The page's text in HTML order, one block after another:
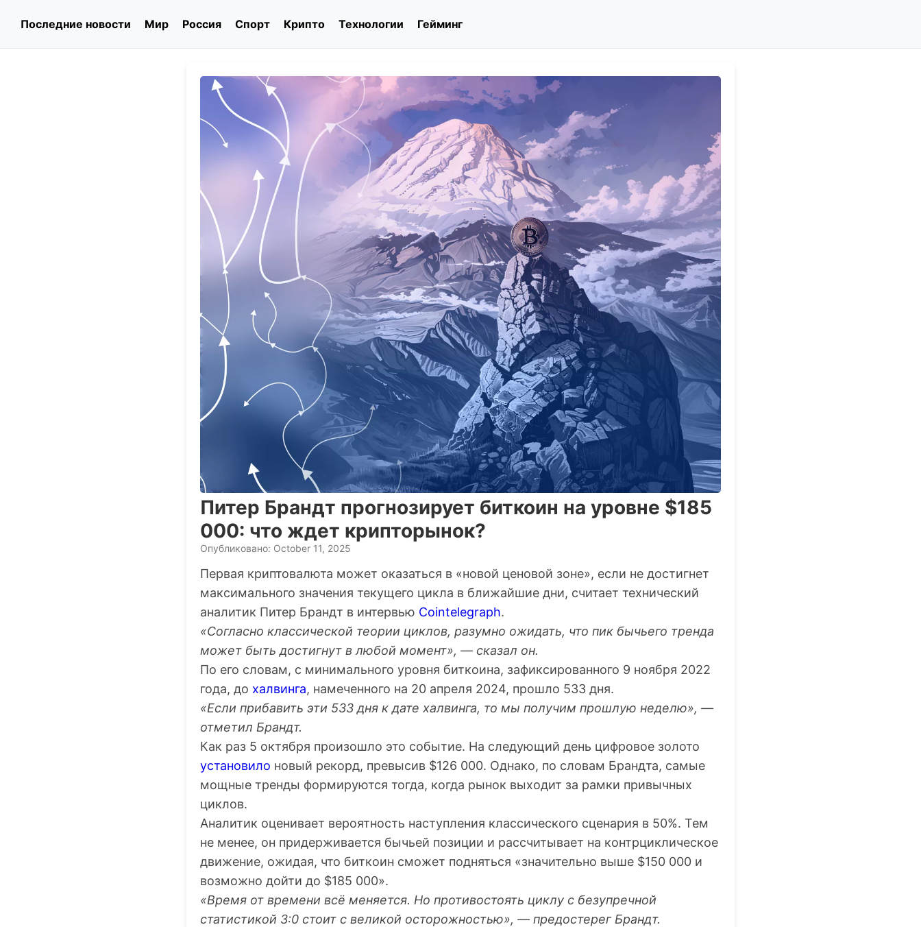
Последние новости Мир Россия Спорт Крипто Технологии Гейминг
Питер Брандт прогнозирует биткоин на уровне $185
000: что ждет крипторынок?
Опубликовано: October 11, 2025
Первая криптовалюта может оказаться в «новой ценовой зоне», если не достигнет
максимального значения текущего цикла в ближайшие дни, считает технический
аналитик Питер Брандт в интервью Cointelegraph.
«Согласно классической теории циклов, разумно ожидать, что пик бычьего тренда
может быть достигнут в любой момент», — сказал он.
По его словам, с минимального уровня биткоина, зафиксированного 9 ноября 2022
года, до халвинга, намеченного на 20 апреля 2024, прошло 533 дня.
«Если прибавить эти 533 дня к дате халвинга, то мы получим прошлую неделю», —
отметил Брандт.
Как раз 5 октября произошло это событие. На следующий день цифровое золото
установило новый рекорд, превысив $126 000. Однако, по словам Брандта, самые
мощные тренды формируются тогда, когда рынок выходит за рамки привычных
циклов.
Аналитик оценивает вероятность наступления классического сценария в 50%. Тем
не менее, он придерживается бычьей позиции и рассчитывает на контрциклическое
движение, ожидая, что биткоин сможет подняться «значительно выше $150 000 и
возможно дойти до $185 000».
«Время от времени всё меняется. Но противостоять циклу с безупречной
статистикой 3:0 стоит с великой осторожностью», — предостерег Брандт.